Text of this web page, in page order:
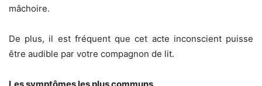
mâchoire.
De plus, il est fréquent que cet acte inconscient puisse
être audible par votre compagnon de lit.